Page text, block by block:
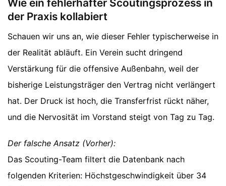
Wie ein fehlerhafter Scoutingsprozess in
der Praxis kollabiert
Schauen wir uns an, wie dieser Fehler typischerweise in
der Realität abläuft. Ein Verein sucht dringend
Verstärkung für die offensive Außenbahn, weil der
bisherige Leistungsträger den Vertrag nicht verlängert
hat. Der Druck ist hoch, die Transferfrist rückt näher,
und die Nervosität im Vorstand steigt von Tag zu Tag.
Der falsche Ansatz (Vorher):
Das Scouting-Team filtert die Datenbank nach
folgenden Kriterien: Höchstgeschwindigkeit über 34